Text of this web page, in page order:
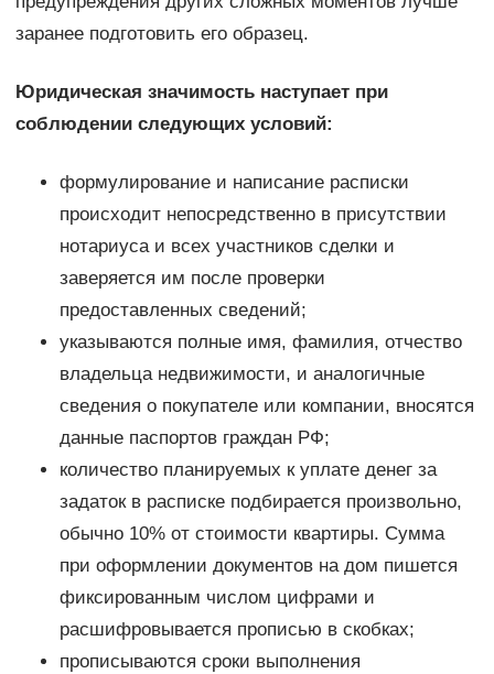
заранее подготовить его образец.
Юридическая значимость наступает при
соблюдении следующих условий:
формулирование и написание расписки
происходит непосредственно в присутствии
нотариуса и всех участников сделки и
заверяется им после проверки
предоставленных сведений;
указываются полные имя, фамилия, отчество
владельца недвижимости, и аналогичные
сведения о покупателе или компании, вносятся
данные паспортов граждан РФ;
количество планируемых к уплате денег за
задаток в расписке подбирается произвольно,
обычно 10% от стоимости квартиры. Сумма
при оформлении документов на дом пишется
фиксированным числом цифрами и
расшифровывается прописью в скобках;
прописываются сроки выполнения